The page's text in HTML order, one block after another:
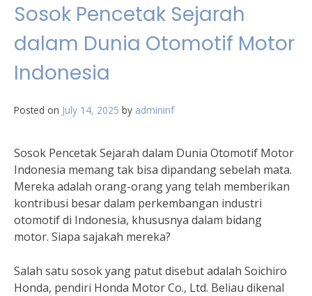
Sosok Pencetak Sejarah
dalam Dunia Otomotif Motor
Indonesia
Posted on July 14, 2025 by admininf
Sosok Pencetak Sejarah dalam Dunia Otomotif Motor
Indonesia memang tak bisa dipandang sebelah mata.
Mereka adalah orang-orang yang telah memberikan
kontribusi besar dalam perkembangan industri
otomotif di Indonesia, khususnya dalam bidang
motor. Siapa sajakah mereka?
Salah satu sosok yang patut disebut adalah Soichiro
Honda, pendiri Honda Motor Co., Ltd. Beliau dikenal